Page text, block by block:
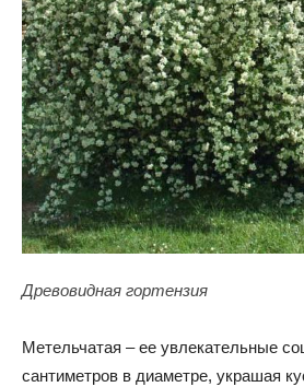
Древовидная гортензия
Метельчатая – ее увлекательные
сантиметров в диаметре, украшая